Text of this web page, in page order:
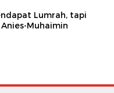
Lumrah, tapi
Muhaimin